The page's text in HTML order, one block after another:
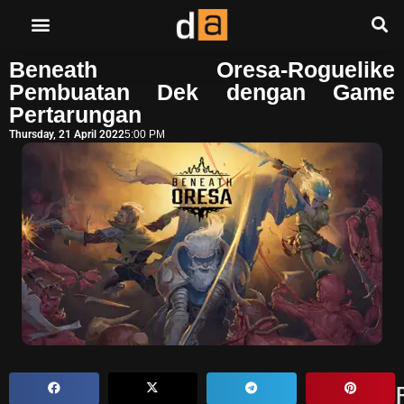
Beneath Oresa-Roguelike
Pembuatan Dek dengan Game
Pertarungan
Thursday, 21 April 20225:00 PM